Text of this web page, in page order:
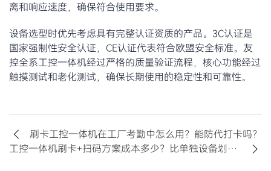
离和响应速度，确保符合使用要求。
设备选型时优先考虑具有完整认证资质的产品。3C认证是
国家强制性安全认证，CE认证代表符合欧盟安全标准。友
控全系工控一体机经过严格的质量验证流程，核心功能经过
触摸测试和老化测试，确保长期使用的稳定性和可靠性。
刷卡工控一体机在工厂考勤中怎么用？能防代打卡吗？
工控一体机刷卡+扫码方案成本多少？比单独设备划算吗？